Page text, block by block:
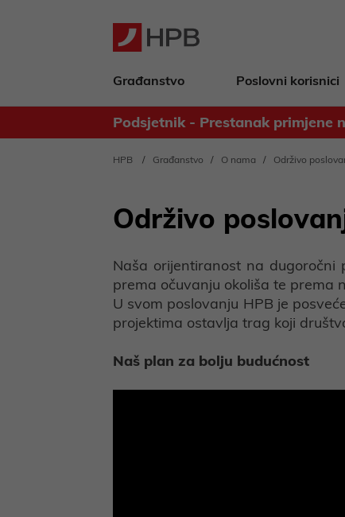
Građanstvo Poslovni korisnici
Podsjetnik - Prestanak primjene
Obavijest za deponente
HPB Građanstvo O nama Održivo
Održivo
Naša orijentiranost na dugoročni
prema očuvanju okoliša te prema
U svom poslovanju HPB je
projektima ostavlja trag koji
Naš plan za bolju budućnost